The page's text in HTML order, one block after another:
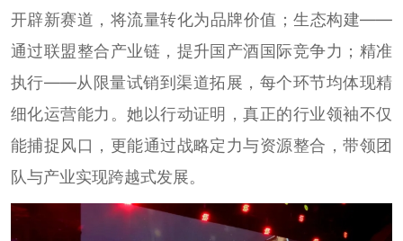
开辟新赛道，将流量转化为品牌价值；生态构建——
通过联盟整合产业链，提升国产酒国际竞争力；精准
执行——从限量试销到渠道拓展，每个环节均体现精
细化运营能力。她以行动证明，真正的行业领袖不仅
能捕捉风口，更能通过战略定力与资源整合，带领团
队与产业实现跨越式发展。